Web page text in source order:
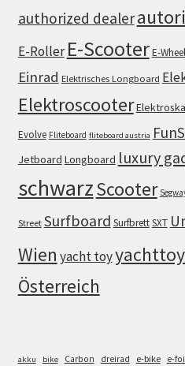
authorized dealer
E-Roller E-ScooterE-Wheel
Einrad Elektrisches Longboard
Elektroscooter
Evolve Fliteboard fliteboard austria
Jetboard Longboard luxury
schwarzScooter
Street Surfboard SurfbrettSXT
Wien yacht toy
Österreich
akku bike Carbon dreirad e-bike e-